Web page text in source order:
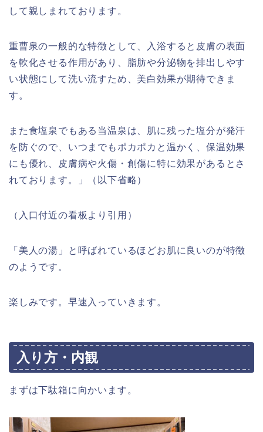
して親しまれております。
重曹泉の一般的な特徴として、入浴すると皮膚の表面
を軟化させる作用があり、脂肪や分泌物を排出しやす
い状態にして洗い流すため、美白効果が期待できま
す。
また食塩泉でもある当温泉は、肌に残った塩分が発汗
を防ぐので、いつまでもポカポカと温かく、保温効果
にも優れ、皮膚病や火傷・創傷に特に効果があるとさ
れております。」（以下省略）
（入口付近の看板より引用）
「美人の湯」と呼ばれているほどお肌に良いのが特徴
のようです。
楽しみです。早速入っていきます。
入り方・内観
まずは下駄箱に向かいます。